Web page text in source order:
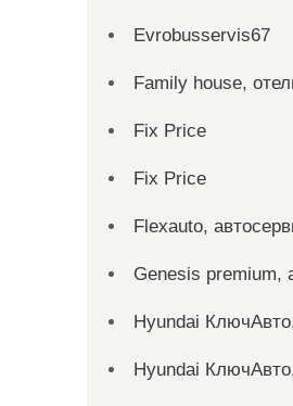
Evrobusservis67
Family house,
Fix Price
Fix Price
Flexauto,
Genesis premium,
Hyundai
Hyundai